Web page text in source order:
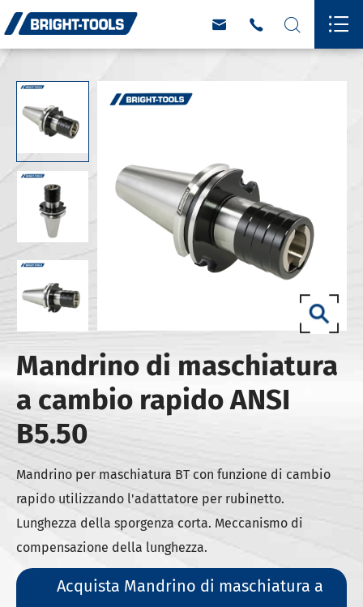
   
Mandrino di maschiatura
a cambio rapido ANSI
B5.50
Mandrino per maschiatura BT con funzione di cambio
rapido utilizzando l'adattatore per rubinetto.
Lunghezza della sporgenza corta. Meccanismo di
compensazione della lunghezza.
Acquista Mandrino di maschiatura a